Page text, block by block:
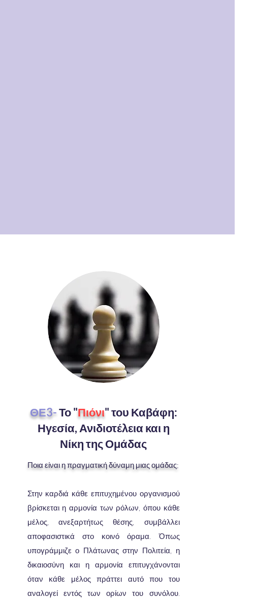
ΘΕ3-Το "Πιόνι" του Καβάφη:
Ηγεσία, Ανιδιοτέλεια και η
Νίκη της Ομάδας
Ποια είναι η πραγματική δύναμη μιας ομάδας;
Στην καρδιά κάθε επιτυχημένου οργανισμού
βρίσκεται η αρμονία των ρόλων, όπου κάθε
μέλος, ανεξαρτήτως θέσης, συμβάλλει
αποφασιστικά στο κοινό όραμα. Όπως
υπογράμμιζε ο Πλάτωνας στην Πολιτεία, η
δικαιοσύνη και η αρμονία επιτυγχάνονται
όταν κάθε μέλος πράττει αυτό που του
αναλογεί εντός των ορίων του συνόλου.